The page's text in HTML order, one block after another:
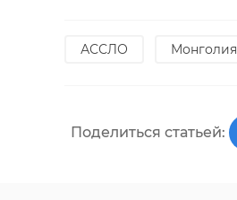
АССЛО Монголия
Поделиться статьей: